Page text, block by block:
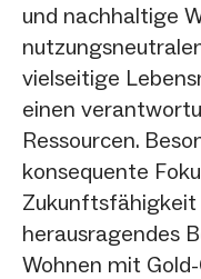
und nachhaltige
vielseitige
einen
Ressourcen.
konsequente
Zukunftsfähigkeit
herausragendes
Wohnen mit